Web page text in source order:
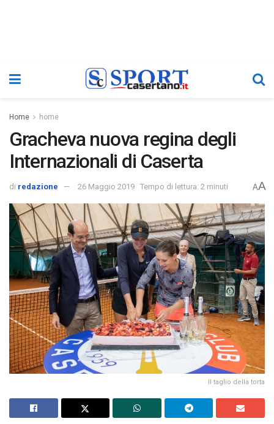
Home home
Gracheva nuova regina degli
Internazionali di Caserta
di redazione 26 Maggio 2019 Tempo di lettura: 2 minuti AA
Il taglio della torta